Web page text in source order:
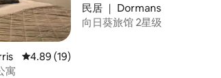
平均评分 4.89 分（满分 5 分），共 19 条评价
4.89 (19)
寓
民居 ｜ Dormans
向日葵旅馆 2星级